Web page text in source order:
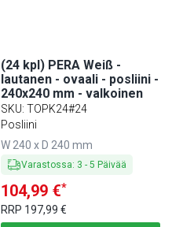
(24 kpl) PERA Weiß -
lautanen - ovaali - posliini -
240x240 mm - valkoinen
SKU:TOPK24#24
Posliini
W 240 x D 240 mm
Varastossa: 3 -5 Päivää
104,99 €*
RRP 197,99 €